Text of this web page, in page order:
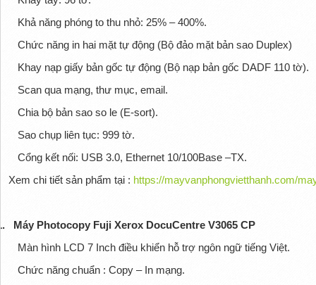
Khả năng phóng to thu nhỏ: 25% – 400%.
Chức năng in hai mặt tự động (Bộ đảo mặt bản sao Duplex)
Khay nạp giấy bản gốc tự động (Bộ nạp bản gốc DADF 110 tờ).
Scan qua mạng, thư mục, email.
Chia bộ bản sao so le (E-sort).
Sao chụp liên tục: 999 tờ.
Cổng kết nối: USB 3.0, Ethernet 10/100Base –TX.
Xem chi tiết sản phẩm tại : https://mayvanphongvietthanh.com/
Máy Photocopy Fuji Xerox DocuCentre V3065 CP
Màn hình LCD 7 Inch điều khiển hỗ trợ ngôn ngữ tiếng Việt.
Chức năng chuẩn : Copy – In mạng.